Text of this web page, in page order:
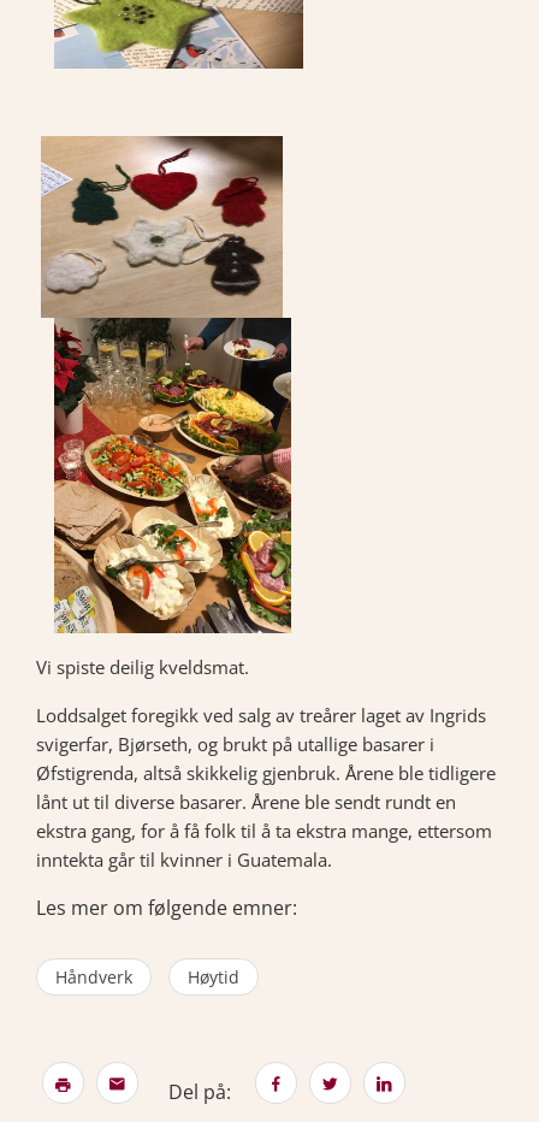
Vi spiste deilig kveldsmat.
Loddsalget foregikk ved salg av treårer laget av Ingrids
svigerfar, Bjørseth, og brukt på utallige basarer i
Øfstigrenda, altså skikkelig gjenbruk. Årene ble tidligere
lånt ut til diverse basarer. Årene ble sendt rundt en
ekstra gang, for å få folk til å ta ekstra mange, ettersom
inntekta går til kvinner i Guatemala.
Les mer om følgende emner:
Håndverk Høytid
Del på: